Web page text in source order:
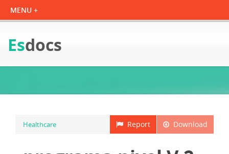
Esdocs
Download
Report
Healthcare